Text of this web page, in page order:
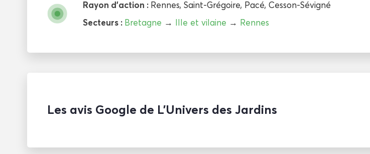
Rayon d'action : Rennes, Saint-Grégoire, Pacé, Cesson-Sévigné
Secteurs : Bretagne → Ille et vilaine → Rennes
Les avis Google de L’Univers des Jardins